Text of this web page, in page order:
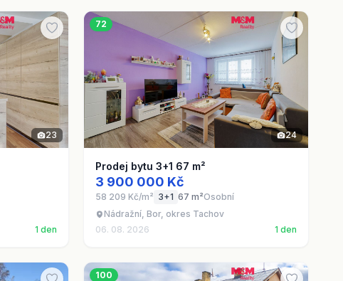
23
1 den
72
24
Prodej bytu 3+1 67 m²
3 900 000 Kč
58 209 Kč/m² 3+1 67 m²Osobní
Nádražní, Bor, okres Tachov
06. 08. 2026
1 den
100